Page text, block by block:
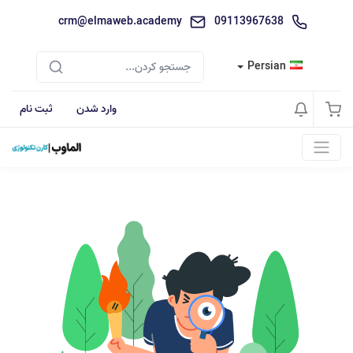
09113967638
crm@elmaweb.academy
Persian
وارد شدن ثبت نام